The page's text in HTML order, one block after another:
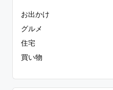
お出かけ
グルメ
住宅
買い物